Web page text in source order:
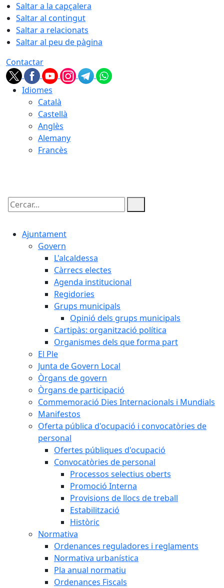
Saltar a la capçalera
Saltar al contingut
Saltar a relacionats
Saltar al peu de pàgina
Contactar
Idiomes
Català
Castellà
Anglès
Alemany
Francès
Cercar:
Ajuntament
Govern
L'alcaldessa
Càrrecs electes
Agenda institucional
Regidories
Grups municipals
Opinió dels grups municipals
Cartipàs: organització política
Organismes dels que forma part
El Ple
Junta de Govern Local
Òrgans de govern
Òrgans de participació
Commemoració Dies Internacionals i Mundials
Manifestos
Oferta pública d'ocupació i convocatòries de
personal
Ofertes públiques d'ocupació
Convocatòries de personal
Processos selectius oberts
Promoció Interna
Provisions de llocs de treball
Estabilització
Històric
Normativa
Ordenances reguladores i reglaments
Normativa urbanística
Pla anual normatiu
Ordenances Fiscals